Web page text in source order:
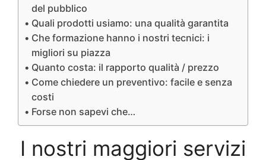
del pubblico
Quali prodotti usiamo: una qualità garantita
Che formazione hanno i nostri tecnici: i
migliori su piazza
Quanto costa: il rapporto qualità / prezzo
Come chiedere un preventivo: facile e senza
costi
Forse non sapevi che…
I nostri maggiori servizi